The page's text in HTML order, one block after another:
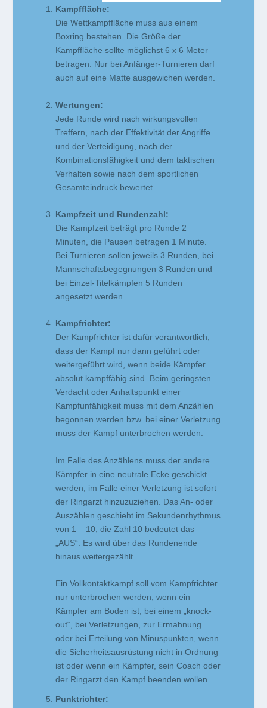
Kampffläche:
Die Wettkampffläche muss aus einem
Boxring bestehen. Die Größe der
Kampffläche sollte möglichst 6 x 6 Meter
betragen. Nur bei Anfänger-Turnieren darf
auch auf eine Matte ausgewichen werden.
Wertungen:
Jede Runde wird nach wirkungsvollen
Treffern, nach der Effektivität der Angriffe
und der Verteidigung, nach der
Kombinationsfähigkeit und dem taktischen
Verhalten sowie nach dem sportlichen
Gesamteindruck bewertet.
Kampfzeit und Rundenzahl:
Die Kampfzeit beträgt pro Runde 2
Minuten, die Pausen betragen 1 Minute.
Bei Turnieren sollen jeweils 3 Runden, bei
Mannschaftsbegegnungen 3 Runden und
bei Einzel-Titelkämpfen 5 Runden
angesetzt werden.
Kampfrichter:
Der Kampfrichter ist dafür verantwortlich,
dass der Kampf nur dann geführt oder
weitergeführt wird, wenn beide Kämpfer
absolut kampffähig sind. Beim geringsten
Verdacht oder Anhaltspunkt einer
Kampfunfähigkeit muss mit dem Anzählen
begonnen werden bzw. bei einer Verletzung
muss der Kampf unterbrochen werden.
Im Falle des Anzählens muss der andere
Kämpfer in eine neutrale Ecke geschickt
werden; im Falle einer Verletzung ist sofort
der Ringarzt hinzuzuziehen. Das An- oder
Auszählen geschieht im Sekundenrhythmus
von 1 – 10; die Zahl 10 bedeutet das
„AUS“. Es wird über das Rundenende
hinaus weitergezählt.
Ein Vollkontaktkampf soll vom Kampfrichter
nur unterbrochen werden, wenn ein
Kämpfer am Boden ist, bei einem „knock-
out“, bei Verletzungen, zur Ermahnung
oder bei Erteilung von Minuspunkten, wenn
die Sicherheitsausrüstung nicht in Ordnung
ist oder wenn ein Kämpfer, sein Coach oder
der Ringarzt den Kampf beenden wollen.
Punktrichter: